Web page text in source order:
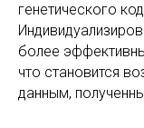
генетического
более
что становится
данным,